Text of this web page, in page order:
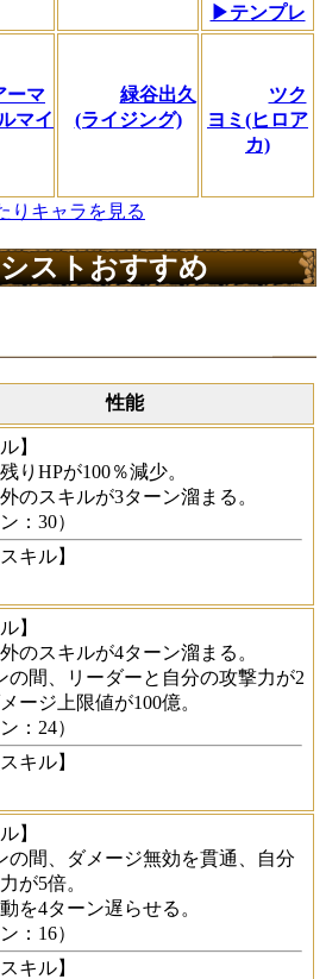
▶テンプレ
ーマ
マイ
緑谷出久
(ライジング)
ツク
ヨミ(ヒロア
カ)
りキャラを見る
ストおすすめ
性能
】
りHPが100％減少。
のスキルが3ターン溜まる。
：30）
キル】
】
のスキルが4ターン溜まる。
の間、リーダーと自分の攻撃力が2
ージ上限値が100億。
：24）
キル】
】
の間、ダメージ無効を貫通、自分
が5倍。
を4ターン遅らせる。
：16）
キル】